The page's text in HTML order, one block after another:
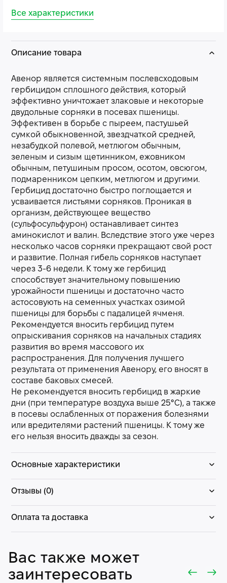
Все характеристики
Описание товара
Авенор является системным послевсходовым
гербицидом сплошного действия, который
эффективно уничтожает злаковые и некоторые
двудольные сорняки в посевах пшеницы.
Эффективен в борьбе с пыреем, пастушьей
сумкой обыкновенной, звездчаткой средней,
незабудкой полевой, метлюгом обычным,
зеленым и сизым щетинником, ежовником
обычным, петушиным просом, осотом, овсюгом,
подмаренником цепким, метлюгом и другими.
Гербицид достаточно быстро поглощается и
усваивается листьями сорняков. Проникая в
организм, действующее вещество
(сульфосульфурон) останавливает синтез
аминокислот и валин. Вследствие этого уже через
несколько часов сорняки прекращают свой рост
и развитие. Полная гибель сорняков наступает
через 3-6 недели. К тому же гербицид
способствует значительному повышению
урожайности пшеницы и достаточно часто
астосовують на семенных участках озимой
пшеницы для борьбы с падалицей ячменя.
Рекомендуется вносить гербицид путем
опрыскивания сорняков на начальных стадиях
развития во время массового их
распространения. Для получения лучшего
результата от применения Авенору, его вносят в
составе баковых смесей.
Не рекомендуется вносить гербицид в жаркие
дни (при температуре воздуха выше 25°С), а также
в посевы ослабленных от поражения болезнями
или вредителями растений пшеницы. К тому же
его нельзя вносить дважды за сезон.
Основные характеристики
Отзывы (0)
Оплата та доставка
Вас также может
заинтересовать